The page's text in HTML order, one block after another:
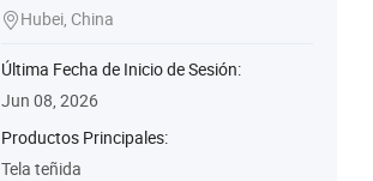
Hubei, China
Última Fecha de Inicio de Sesión:
Jun 08, 2026
Productos Principales:
Tela teñida